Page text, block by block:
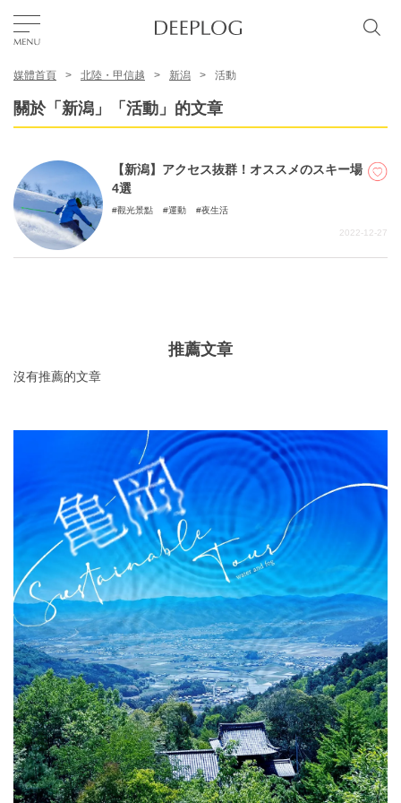
區域
特色主題
隐私政策
聯系我們
網站營運企業
招募旅遊作家
媒體首頁 北陸・甲信越 新潟 活動
關於「新潟」「活動」的文章
【新潟】アクセス抜群！オススメのスキー場
4選
觀光景點 運動 夜生活
2022-12-27
推薦文章
沒有推薦的文章